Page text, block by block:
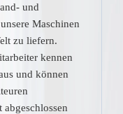
und
Maschinen
zu liefern.
kennen
und können